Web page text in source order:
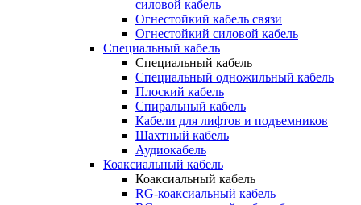
силовой кабель
Огнестойкий кабель связи
Огнестойкий силовой кабель
Специальный кабель
Специальный кабель
Специальный одножильный кабель
Плоский кабель
Спиральный кабель
Кабели для лифтов и подъемников
Шахтный кабель
Аудиокабель
Коаксиальный кабель
Коаксиальный кабель
RG-коаксиальный кабель